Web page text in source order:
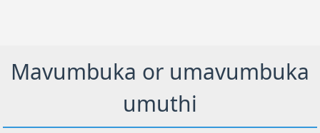
Mavumbuka or umavumbuka
umuthi